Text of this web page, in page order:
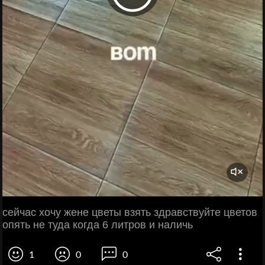
сейчас хочу жене цветы взять здравствуйте цветов
опять не туда когда 6 литров и наличь
1 0 0